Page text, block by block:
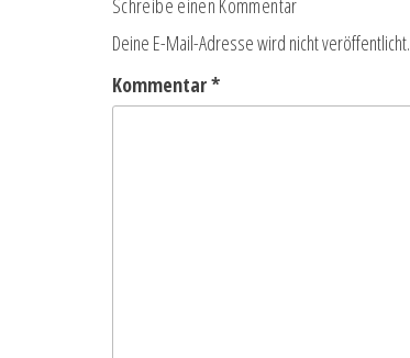
Schreibe einen Kommentar
Deine E-Mail-Adresse wird nicht veröffentlicht.
Kommentar*